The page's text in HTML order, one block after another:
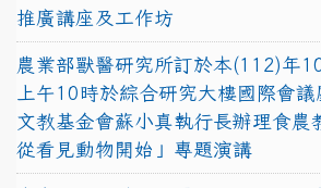
推廣講座及工作坊
農業部獸醫研究所訂於本(112)年
上午10時於綜合研究大樓國際會
文教基金會蘇小真執行長辦理食農
從看見動物開始」專題演講